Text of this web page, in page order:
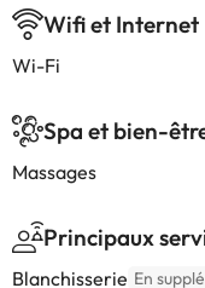
Wifi et Internet
Wi-Fi
Spa et bien-
Massages
Principaux
Blanchisserie En